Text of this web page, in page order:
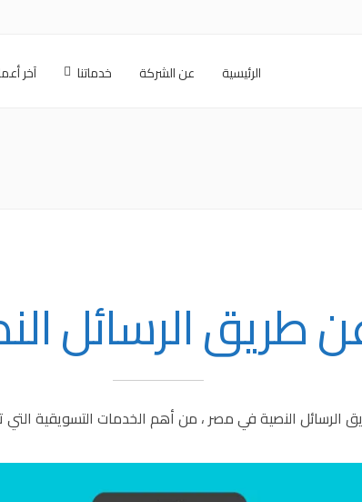
الرئيسية عن الشركة خدماتنا آخر
طريق الرسائل
الرسائل النصية في مصر ، من أهم الخدمات التسويقية التي